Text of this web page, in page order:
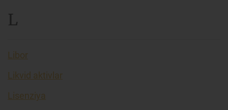
L
Libor
Likvid aktivlar
Lisenziya